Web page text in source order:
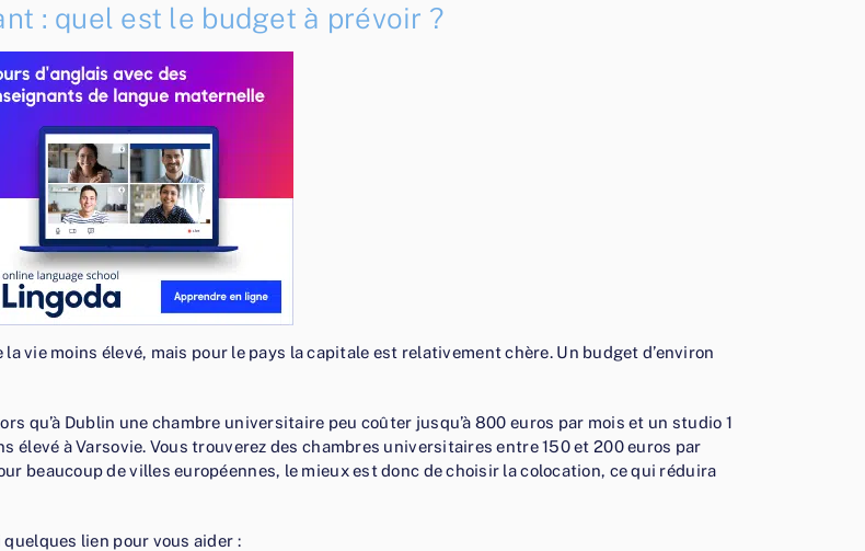
: quel est le budget à prévoir ?
vie moins élevé, mais pour le pays la capitale est relativement chère. Un budget d’environ
qu’à Dublin une chambre universitaire peu coûter jusqu’à 800 euros par mois et un studio 1
élevé à Varsovie. Vous trouverez des chambres universitaires entre 150 et 200 euros par
beaucoup de villes européennes, le mieux est donc de choisir la colocation, ce qui réduira
lien pour vous aider :